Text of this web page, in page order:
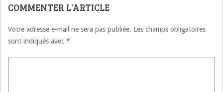
COMMENTER L'ARTICLE
Votre adresse e-mail ne sera pas publiée. Les champs obligatoires
sont indiqués avec *